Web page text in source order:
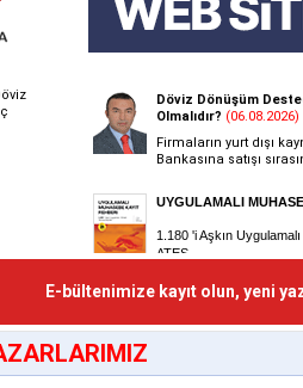
E-bültenimize kayıt olun, yeni